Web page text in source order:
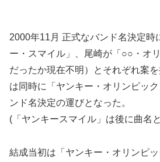
2000年11月 正式なバンド名決定時
ー・スマイル」、尾崎が「○○・オ
だったか現在不明）とそれぞれ案
は同時に「ヤンキー・オリンピッ
ンド名決定の運びとなった。
(「ヤンキースマイル」は後に曲名
結成当初は「ヤンキー・オリンピ